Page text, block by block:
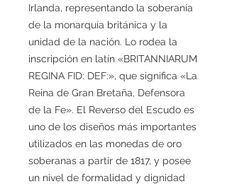
Irlanda, representando la soberanía
de la monarquía británica y la
unidad de la nación. Lo rodea la
inscripción en latín «BRITANNIARUM
REGINA FID: DEF:», que significa «La
Reina de Gran Bretaña, Defensora
de la Fe». El Reverso del Escudo es
uno de los diseños más importantes
utilizados en las monedas de oro
soberanas a partir de 1817, y posee
un nivel de formalidad y dignidad